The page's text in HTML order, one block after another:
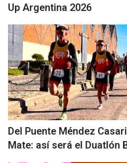
Up Argentina 2026
Del Puente Méndez
Mate: así será el Duatlón